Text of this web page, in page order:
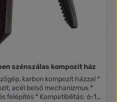
DEWALT Kapcsozó 2 az 1-ben szénszálas kompozit ház
karbon kompozit házzal *
acél belső mechanizmus *
felépítés * Kompatibilitás: 6-14